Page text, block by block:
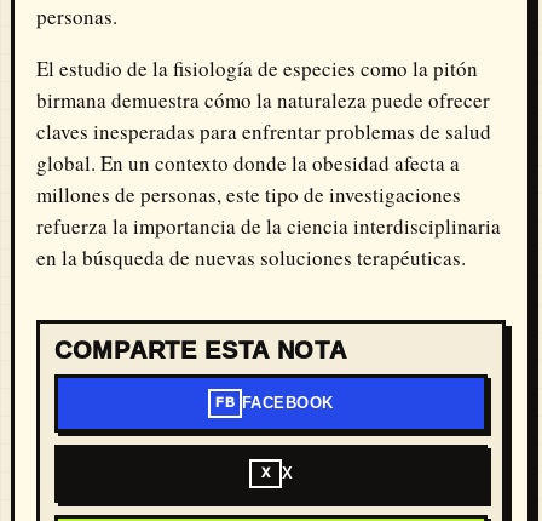
personas.
El estudio de la fisiología de especies como la pitón
birmana demuestra cómo la naturaleza puede ofrecer
claves inesperadas para enfrentar problemas de salud
global. En un contexto donde la obesidad afecta a
millones de personas, este tipo de investigaciones
refuerza la importancia de la ciencia interdisciplinaria
en la búsqueda de nuevas soluciones terapéuticas.
COMPARTE ESTA NOTA
FB FACEBOOK
X X